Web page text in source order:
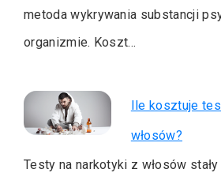
metoda wykrywania substancji
organizmie. Koszt…
Ile kosztuje
włosów?
Testy na narkotyki z włosów